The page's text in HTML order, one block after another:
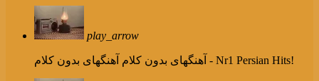
play_arrow
آهنگهای بدون کلام آهنگهای بدون کلام - Nr1 Persian Hits!